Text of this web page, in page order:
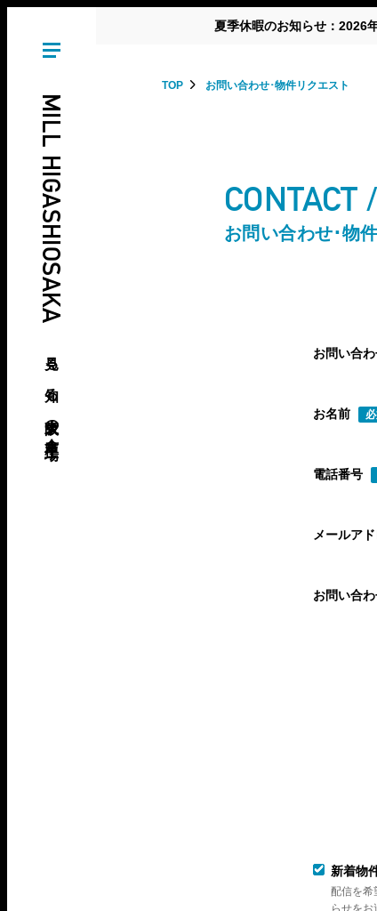
夏季休暇のお知らせ：2026
MILL HIGASHIOSAKA
見る、知る、東大阪の倉庫･工場
TOP お問い合わせ･物件リクエスト
CONTACT
お問い合わせ･物
お問い合わ
お名前
電話番号
メールア
お問い合
新着物
配信を希
らせをお